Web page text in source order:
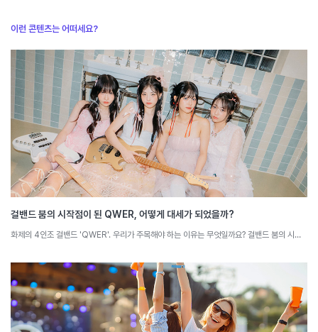
이런 콘텐츠는 어떠세요?
걸밴드 붐의 시작점이 된 QWER, 어떻게 대세가 되었을까?
화제의 4인조 걸밴드 'QWER'. 우리가 주목해야 하는 이유는 무엇일까요? 걸밴드 붐의 시작점이 된 QWER의 특징을 소셜 빅데이터로 분석해 봅니다.